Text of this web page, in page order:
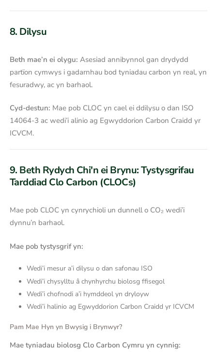
8. Dilysu
Beth mae’n ei olygu: Asesiad annibynnol gan drydydd
partïon cymwys i gadarnhau bod tyniadau carbon yn real, yn
fesuradwy, ac yn barhaol.
Cyd-destun: Mae pob CLOC yn cael ei ddilysu o dan ISO
14064-3 ac wedi’i alinio ag Egwyddorion Carbon Craidd yr
ICVCM.
9. Beth Rydych Chi'n ei Brynu:Tystysgrifau
Tarddiad Clo Carbon (CLOCs)
Mae pob CLOC yn cynrychioli un dunnell o CO₂ wedi’i
dynnu’n barhaol.
Mae pob tystysgrif yn:
Wedi’i mesur a’i dilysu o dan safonau ISO
Wedi’i chysylltu â chynhyrchu biolosg ffisegol
Wedi’i chofnodi a’i hymddeol yn dryloyw
Wedi’i halinio ag Egwyddorion Carbon Craidd yr ICVCM
Pam Mae Hyn yn Bwysig i Brynwyr?
Mae tyniadau biolosg Clo Carbon Cymru yn cynnig: